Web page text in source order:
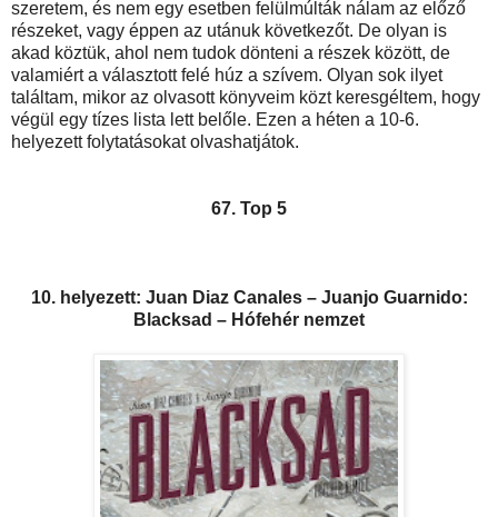
szeretem, és nem egy esetben felülmúlták nálam az előző
részeket, vagy éppen az utánuk következőt. De olyan is
akad köztük, ahol nem tudok dönteni a részek között, de
valamiért a választott felé húz a szívem. Olyan sok ilyet
találtam, mikor az olvasott könyveim közt keresgéltem, hogy
végül egy tízes lista lett belőle. Ezen a héten a 10-6.
helyezett folytatásokat olvashatjátok.
67. Top 5
10. helyezett: Juan Diaz Canales – Juanjo Guarnido:
Blacksad – Hófehér nemzet